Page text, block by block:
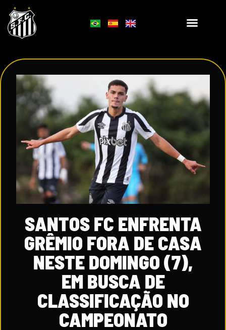
SANTOS FC ENFRENTA
GRÊMIO FORA DE CASA
NESTE DOMINGO (7),
EM BUSCA DE
CLASSIFICAÇÃO NO
CAMPEONATO